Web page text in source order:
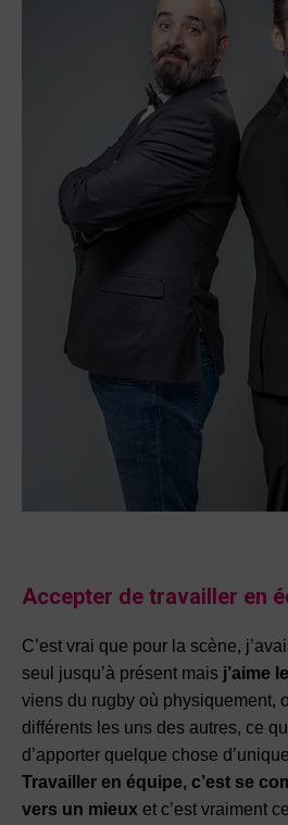
Accepter de travailler en
C’est vrai que pour la scène,
seul jusqu’à présent mais j’aime
viens du rugby où physiquement,
différents les uns des autres, ce
d’apporter quelque chose
Travailler en équipe, c’est se
vers un mieux et c’est vraiment